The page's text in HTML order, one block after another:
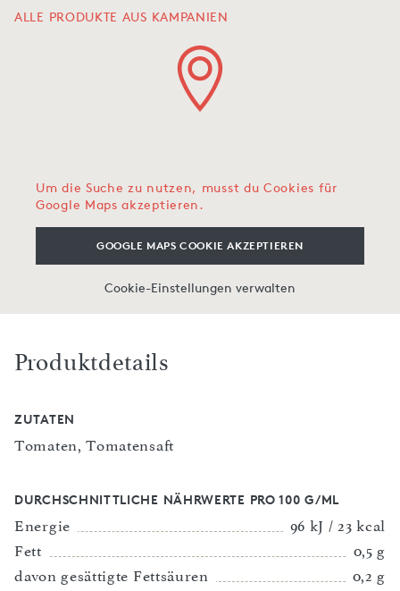
ALLE PRODUKTE AUS KAMPANIEN
Um die Suche zu nutzen, musst du Cookies für
Google Maps akzeptieren.
GOOGLE MAPS COOKIE AKZEPTIEREN
Cookie-Einstellungen verwalten
Produktdetails
ZUTATEN
Tomaten, Tomatensaft
DURCHSCHNITTLICHE NÄHRWERTE PRO 100 G/ML
Energie
96 kJ / 23 kcal
Fett
0,5 g
davon gesättigte Fettsäuren
0,2 g